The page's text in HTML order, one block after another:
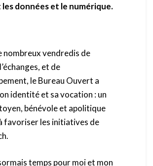
données et le numérique.
nombreux vendredis de
et de
le Bureau Ouvert a
identité et sa vocation : un
bénévole et apolitique
favoriser les initiatives de
temps pour moi et mon